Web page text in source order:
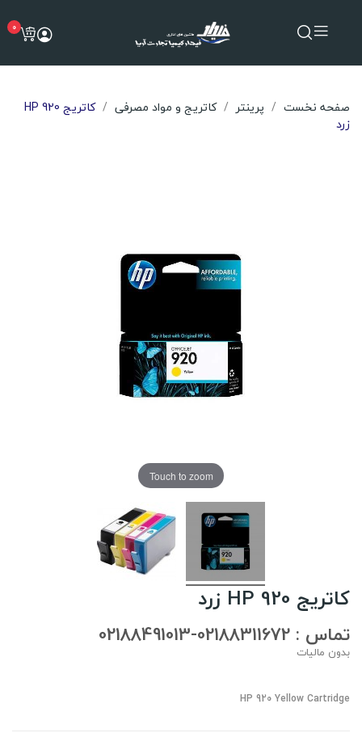
0
صفحه نخست پرینتر کاتریج و مواد مصرفی
کاتریج HP 920
زرد
Touch to zoom
کاتریج HP 920 زرد
تماس : 02188311672-02188491013
بدون مالیات
HP 920 Yellow Cartridge